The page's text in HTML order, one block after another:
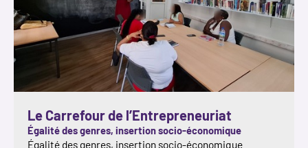
Le Carrefour de l’Entrepreneuriat
Égalité des genres, insertion socio-économique
Égalité des genres, insertion socio-économique